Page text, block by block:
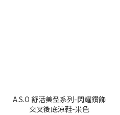
A.S.O 舒活美型系列-閃耀鑽飾
交叉後底涼鞋-米色